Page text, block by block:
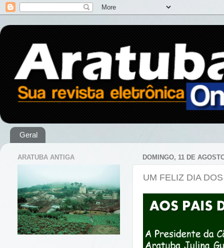
Geral
DOMINGO, 11 DE
UM FELIZ DIA
ARATUBA ANTIGA